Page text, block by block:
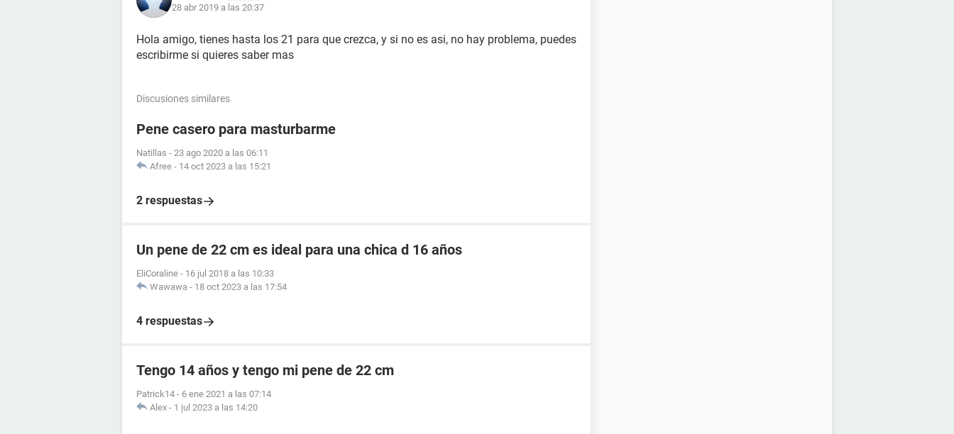
28 abr 2019 a las 20:37
Hola amigo, tienes hasta los 21 para que crezca, y si no es asi, no hay problema, puedes
escribirme si quieres saber mas
Discusiones similares
Pene casero para masturbarme
Natillas - 23 ago 2020 a las 06:11
Afree - 14 oct 2023 a las 15:21
2 respuestas
Un pene de 22 cm es ideal para una chica d 16 años
EliCoraline - 16 jul 2018 a las 10:33
Wawawa - 18 oct 2023 a las 17:54
4 respuestas
Tengo 14 años y tengo mi pene de 22 cm
Patrick14 - 6 ene 2021 a las 07:14
Alex - 1 jul 2023 a las 14:20